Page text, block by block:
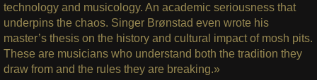
technology and musicology. An academic seriousness that
underpins the chaos. Singer Brønstad even wrote his
master’s thesis on the history and cultural impact of mosh pits.
These are musicians who understand both the tradition they
draw from and the rules they are breaking.»